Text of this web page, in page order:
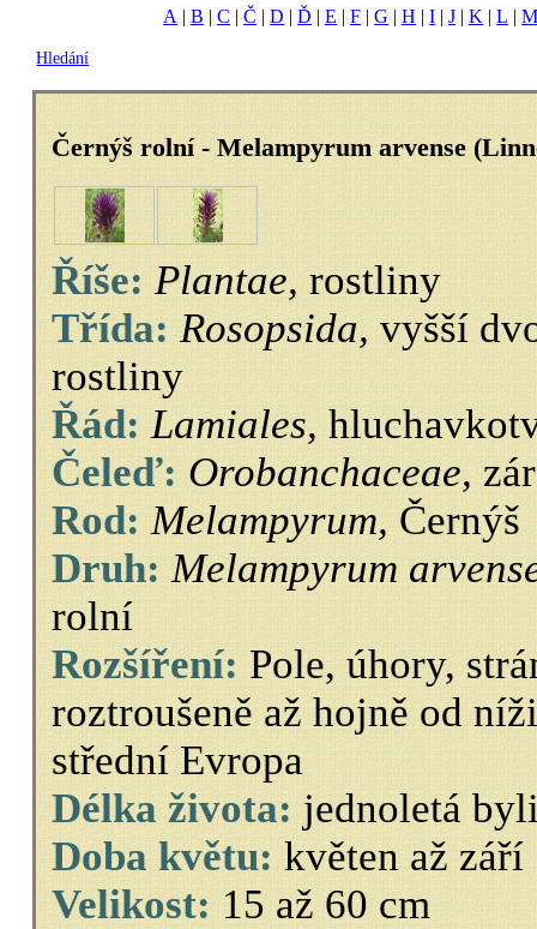
A |B |C |Č |D |Ď |E |F |G |H |I |J |K |L |
Hledání
Černýš rolní - Melampyrum arvense
Říše:Plantae, rostliny
Třída:Rosopsida, vyšší
rostliny
Řád:Lamiales,
Čeleď:Orobanchaceae,
Rod:Melampyrum, Černýš
Druh:Melampyrum
rolní
Rozšíření:Pole, úhory,
roztroušeně až hojně od
střední Evropa
Délka života:jednoletá
Doba květu:květen až září
Velikost:15 až 60 cm